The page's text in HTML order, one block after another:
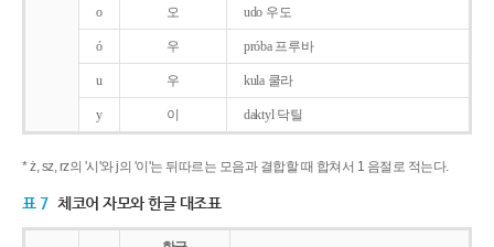
o 오 udo 우도
ó 우 próba 프루바
u 우 kula 쿨라
y 이 daktyl 닥틸
* ż, sz, rz의 '시'와 j의 '이'는 뒤따르는 모음과 결합할 때 합쳐서 1 음절로 적는다.
표 7 체코어 자모와 한글 대조표